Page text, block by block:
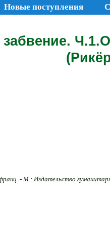
Новые поступления
- М.: Издательство